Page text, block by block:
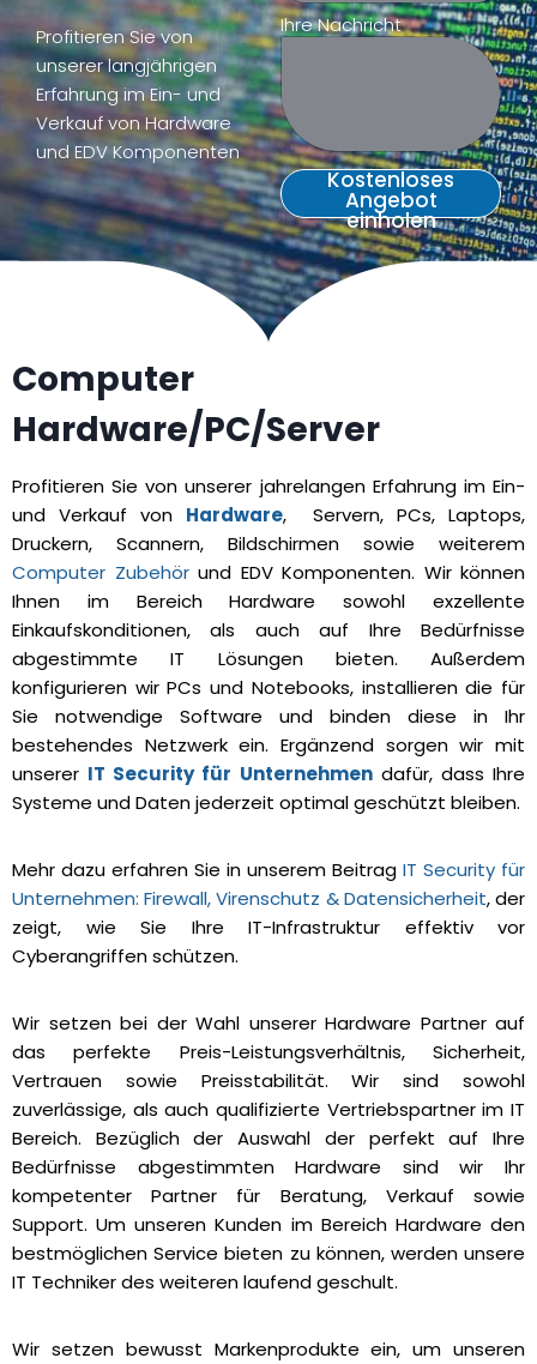
Profitieren Sie von
unserer langjährigen
Erfahrung im Ein- und
Verkauf von Hardware
und EDV Komponenten
Ihre Nachricht
Kostenloses
Angebot
einholen
Computer
Hardware/PC/Server
Profitieren Sie von unserer jahrelangen Erfahrung im Ein-
und Verkauf von Hardware, Servern, PCs, Laptops,
Druckern, Scannern, Bildschirmen sowie weiterem
Computer Zubehörund EDV Komponenten. Wir können
Ihnen im Bereich Hardware sowohl exzellente
Einkaufskonditionen, als auch auf Ihre Bedürfnisse
abgestimmte IT Lösungen bieten. Außerdem
konfigurieren wir PCs und Notebooks, installieren die für
Sie notwendige Software und binden diese in Ihr
bestehendes Netzwerk ein. Ergänzend sorgen wir mit
unserer IT Security für Unternehmendafür, dass Ihre
Systeme und Daten jederzeit optimal geschützt bleiben.
Mehr dazu erfahren Sie in unserem Beitrag IT Security für
Unternehmen: Firewall, Virenschutz & Datensicherheit, der
zeigt, wie Sie Ihre IT-Infrastruktur effektiv vor
Cyberangriffen schützen.
Wir setzen bei der Wahl unserer Hardware Partner auf
das perfekte Preis-Leistungsverhältnis, Sicherheit,
Vertrauen sowie Preisstabilität. Wir sind sowohl
zuverlässige, als auch qualifizierte Vertriebspartner im IT
Bereich. Bezüglich der Auswahl der perfekt auf Ihre
Bedürfnisse abgestimmten Hardware sind wir Ihr
kompetenter Partner für Beratung, Verkauf sowie
Support. Um unseren Kunden im Bereich Hardware den
bestmöglichen Service bieten zu können, werden unsere
IT Techniker des weiteren laufend geschult.
Wir setzen bewusst Markenprodukte ein, um unseren